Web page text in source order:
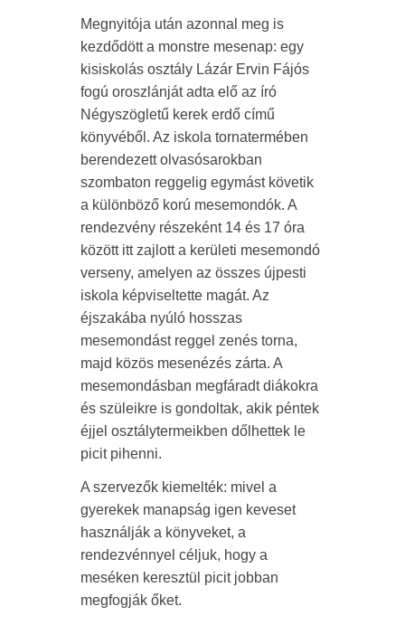
Megnyitója után azonnal meg is
kezdődött a monstre mesenap: egy
kisiskolás osztály Lázár Ervin Fájós
fogú oroszlánját adta elő az író
Négyszögletű kerek erdő című
könyvéből. Az iskola tornatermében
berendezett olvasósarokban
szombaton reggelig egymást követik
a különböző korú mesemondók. A
rendezvény részeként 14 és 17 óra
között itt zajlott a kerületi mesemondó
verseny, amelyen az összes újpesti
iskola képviseltette magát. Az
éjszakába nyúló hosszas
mesemondást reggel zenés torna,
majd közös mesenézés zárta. A
mesemondásban megfáradt diákokra
és szüleikre is gondoltak, akik péntek
éjjel osztálytermeikben dőlhettek le
picit pihenni.
A szervezők kiemelték: mivel a
gyerekek manapság igen keveset
használják a könyveket, a
rendezvénnyel céljuk, hogy a
meséken keresztül picit jobban
megfogják őket.